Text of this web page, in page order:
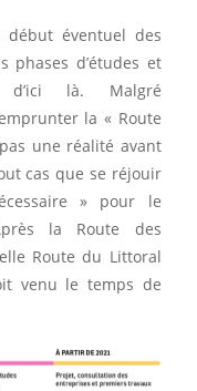
éventuel des
phases d’études et
d’ici là. Malgré
la « Route
une réalité avant
cas que se réjouir
» pour le
la Route des
Route du Littoral
venu le temps de